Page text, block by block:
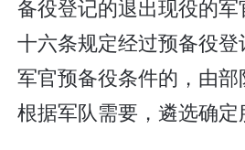
备役登记的退出现役的
十六条规定经过预备役
军官预备役条件的，由
根据军队需要，遴选确定